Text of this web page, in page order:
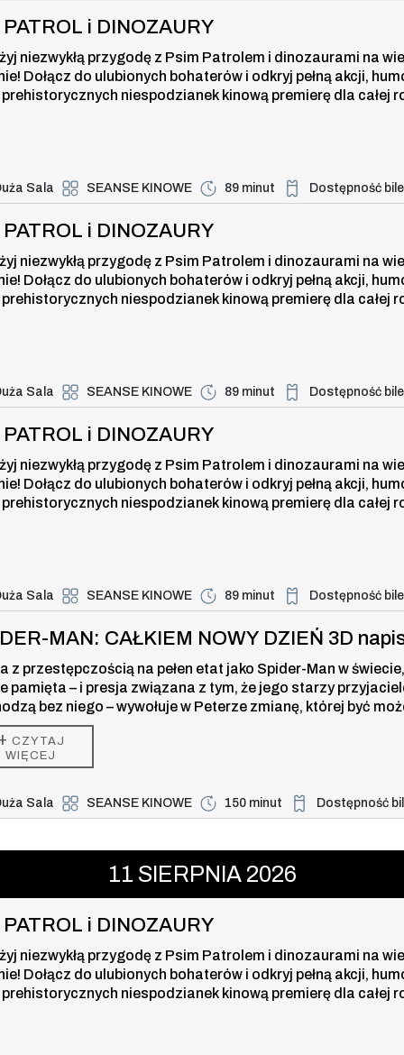
PATROL i DINOZAURY
niezwykłą przygodę z Psim Patrolem i dinozaurami na
Dołącz do ulubionych bohaterów i odkryj pełną akcji,
niespodzianek kinową premierę dla całej
Sala SEANSE KINOWE 89 minut Dostępność
Duża dostępność
i DINOZAURY , 10 sierpnia
PATROL i DINOZAURY
niezwykłą przygodę z Psim Patrolem i dinozaurami na
Dołącz do ulubionych bohaterów i odkryj pełną akcji,
niespodzianek kinową premierę dla całej
Sala SEANSE KINOWE 89 minut Dostępność
Duża dostępność
i DINOZAURY , 10 sierpnia
PATROL i DINOZAURY
niezwykłą przygodę z Psim Patrolem i dinozaurami na
Dołącz do ulubionych bohaterów i odkryj pełną akcji,
niespodzianek kinową premierę dla całej
Sala SEANSE KINOWE 89 minut Dostępność
Duża dostępność
MAN: CAŁKIEM NOWY DZIEŃ
MAN: CAŁKIEM NOWY DZIEŃ 3D
z przestępczością na pełen etat jako Spider-Man w
pamięta – i presja związana z tym, że jego starzy
bez niego – wywołuje w Peterze zmianę, której być
stanie kontrolować. Ale ta przemiana może być również
która powstrzyma nowe zagrożenie dla miasta i jego
CZYTAJ
WIĘCEJ
Sala SEANSE KINOWE 150 minut Dostępność
Duża dostępność
11 SIERPNIA 2026
PATROL i DINOZAURY
niezwykłą przygodę z Psim Patrolem i dinozaurami na
Dołącz do ulubionych bohaterów i odkryj pełną akcji,
niespodzianek kinową premierę dla całej